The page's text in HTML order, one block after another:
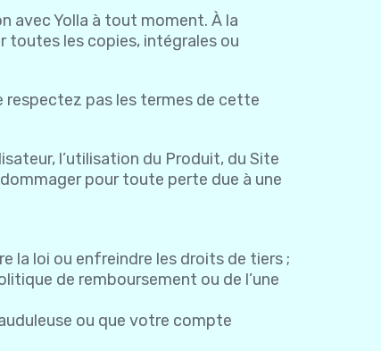
avec Yolla à tout moment. À la
toutes les copies, intégrales ou
respectez pas les termes de cette
l’utilisation du Produit, du Site
pour toute perte due à une
la loi ou enfreindre les droits de tiers ;
de remboursement ou de l’une
ou que votre compte